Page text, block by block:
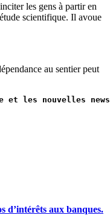
les gens à partir en
scientifique. Il avoue
au sentier peut
et les nouvelles
d’intérêts aux banques.